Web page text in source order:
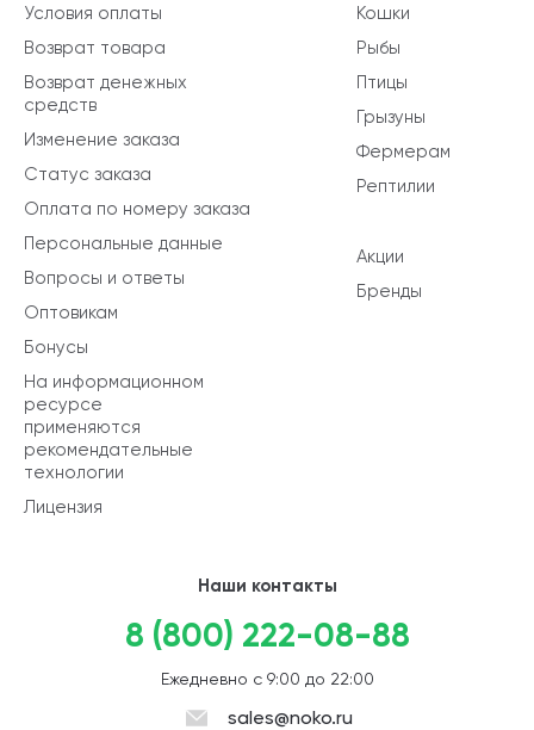
Кошки
Рыбы
Птицы
Грызуны
Фермерам
Рептилии
Акции
Бренды
Условия оплаты
Возврат товара
Возврат денежных
средств
Изменение заказа
Статус заказа
Оплата по номеру заказа
Персональные данные
Вопросы и ответы
Оптовикам
Бонусы
На информационном
ресурсе
применяются
рекомендательные
технологии
Лицензия
Наши контакты
8 (800) 222-08-88
Ежедневно с 9:00 до 22:00
sales@noko.ru